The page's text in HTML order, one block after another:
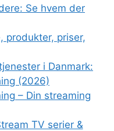
Se hvem der
produkter, priser,
i Danmark:
(2026)
– Din streaming
TV serier &